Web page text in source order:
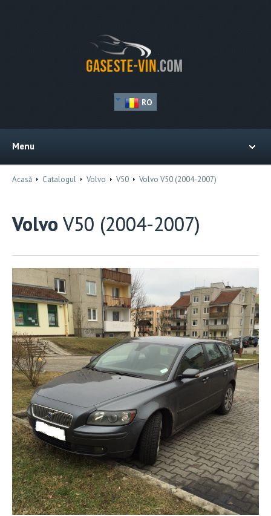
RO
Menu
Acasă Catalogul Volvo V50 Volvo V50 (2004-2007)
Volvo V50 (2004-2007)